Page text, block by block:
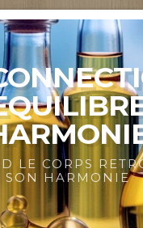
LE CORPS
SON HARMONIE